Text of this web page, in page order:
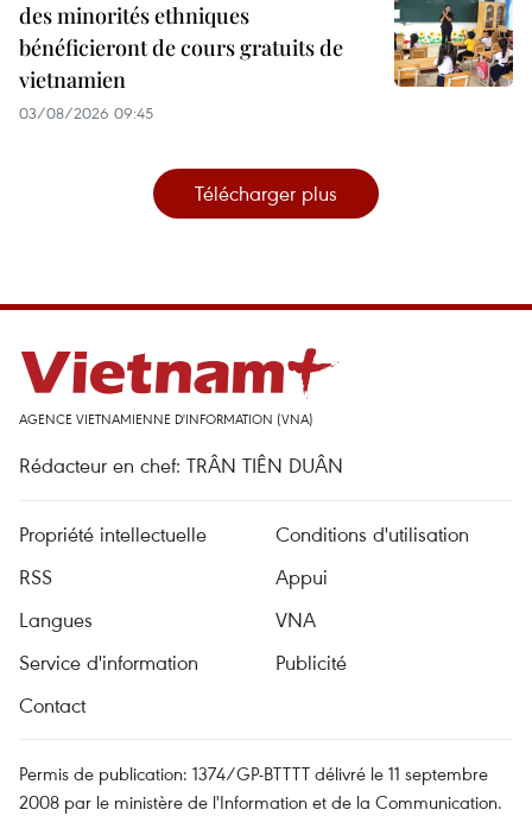
des minorités ethniques
bénéficieront de cours gratuits de
vietnamien
03/08/2026 09:45
Télécharger plus
AGENCE VIETNAMIENNE D'INFORMATION (VNA)
Rédacteur en chef: TRÂN TIÊN DUÂN
Propriété intellectuelle
Conditions d'utilisation
RSS
Appui
Langues
VNA
Service d'information
Publicité
Contact
Permis de publication: 1374/GP-BTTTT délivré le 11 septembre
2008 par le ministère de l'Information et de la Communication.